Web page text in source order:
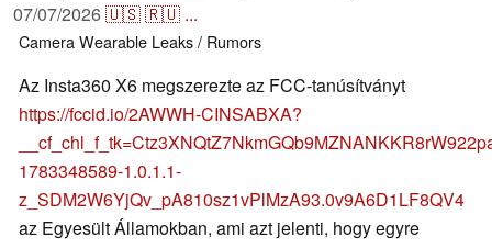
07/07/2026🇺🇸🇷🇺 ...
CameraWearable Leaks / Rumors
Az Insta360 X6 megszerezte az FCC-tanúsítványt
https://fccid.io/2AWWH-CINSABXA?
1783348589-1.0.1.1-
z_SDM2W6YjQv_pA810sz1vPlMzA93.0v9A6D1LF8QV4
az Egyesült Államokban, ami azt jelenti, hogy egyre